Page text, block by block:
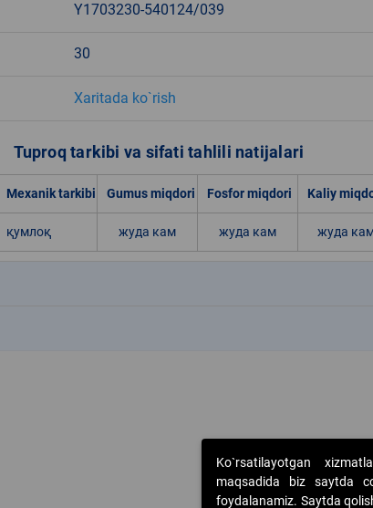
Y1703230-540124/039
30
Xaritada ko`rish
Tuproq tarkibi va sifati tahlili natijalari
Mexanik tarkibi Gumus miqdori Fosfor miqdori Kaliy
қумлоқ жуда кам жуда кам жуда
Ko`rsatilayotgan
maqsadida biz saytda
foydalanamiz. Saytda